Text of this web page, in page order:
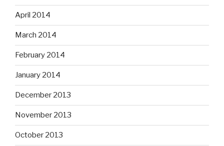
April 2014
March 2014
February 2014
January 2014
December 2013
November 2013
October 2013